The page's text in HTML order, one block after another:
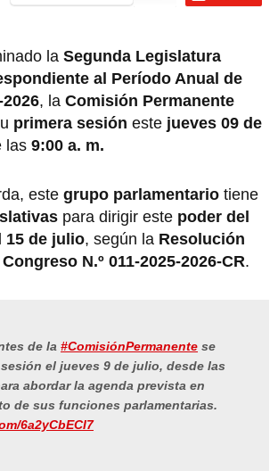
la Segunda Legislatura
al Período Anual de
, la Comisión Permanente
primera sesión este jueves 09 de
las 9:00 a. m.
este grupo parlamentario tiene
para dirigir este poder del
15 de julio, según la Resolución
N.º 011-2025-2026-CR.
de la #ComisiónPermanente se
el jueves 9 de julio, desde las
abordar la agenda prevista en
de sus funciones parlamentarias.
6a2yCbECI7